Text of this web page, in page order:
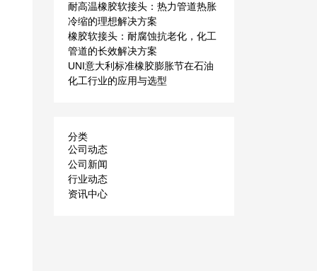
耐高温橡胶软接头：热力管道热胀
冷缩的理想解决方案
橡胶软接头：耐腐蚀抗老化，化工
管道的长效解决方案
UNI意大利标准橡胶膨胀节在石油
化工行业的应用与选型
分类
公司动态
公司新闻
行业动态
资讯中心